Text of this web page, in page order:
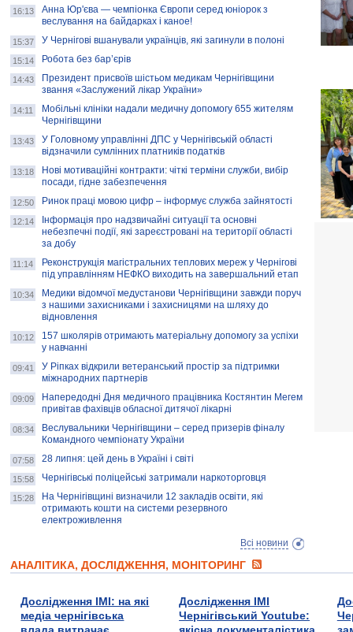
школа", спрямований на розвиток
підприємництва у Чернігівській області
Золота тварина: видання Forbes
написало про чернігівця Патрона: хто і
скільки на ньому заробляє? І куди
витрачають?
16:13
Анна Юр'єва — чемпіонка Європи серед юніорок з
веслування на байдарках і каное!
15:37 У Чернігові вшанували українців, які загинули в полоні
15:14 Робота без бар’єрів
14:43
Президент присвоїв шістьом медикам Чернігівщини
звання «Заслужений лікар України»
14:11
Мобільні клініки надали медичну допомогу 655 жителям
Чернігівщини
13:43
У Головному управлінні ДПС у Чернігівській області
відзначили сумлінних платників податків
13:18
Нові мотиваційні контракти: чіткі терміни служби, вибір
посади, гідне забезпечення
12:50 Ринок праці мовою цифр – інформує служба зайнятості
12:14
Інформація про надзвичайні ситуації та основні
небезпечні події, які зареєстровані на території області
за добу
11:14
Реконструкція магістральних теплових мереж у Чернігові
під управлінням НЕФКО виходить на завершальний етап
10:34
Медики відомчої медустанови Чернігівщини завжди поруч
з нашими захисниками і захисницями на шляху до
відновлення
10:12
157 школярів отримають матеріальну допомогу за успіхи
у навчанні
09:41
У Ріпках відкрили ветеранський простір за підтримки
міжнародних партнерів
09:09
Напередодні Дня медичного працівника Костянтин Мегем
привітав фахівців обласної дитячої лікарні
08:34
Веслувальники Чернігівщини – серед призерів фіналу
Командного чемпіонату України
07:58 28 липня: цей день в Україні і світі
15:58 Чернігівські поліцейські затримали наркоторговця
15:28
На Чернігівщині визначили 12 закладів освіти, які
отримають кошти на системи резервного
електроживлення
Всі новини
АНАЛІТИКА, ДОСЛІДЖЕННЯ, МОНІТОРИНГ
Дослідження ІМІ: на які
медіа чернігівська
Дослідження ІМІ
Чернігівський Youtube: